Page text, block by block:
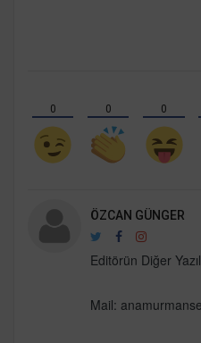
0 0 0
ÖZCAN GÜNGER
Editörün Diğer
Mail: